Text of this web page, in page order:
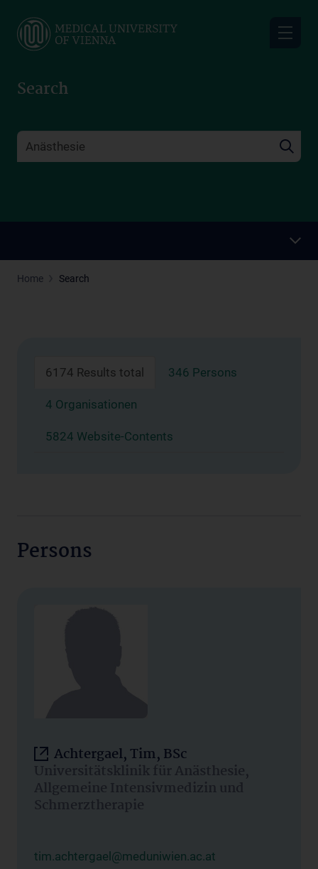
main
Search
Home Search
6174 Results total 346 Persons
4 Organisationen
5824 Website-Contents
Persons
Achtergael, Tim, BSc
Universitätsklinik für Anästhesie,
Allgemeine Intensivmedizin und
Schmerztherapie
tim.achtergael@meduniwien.ac.at